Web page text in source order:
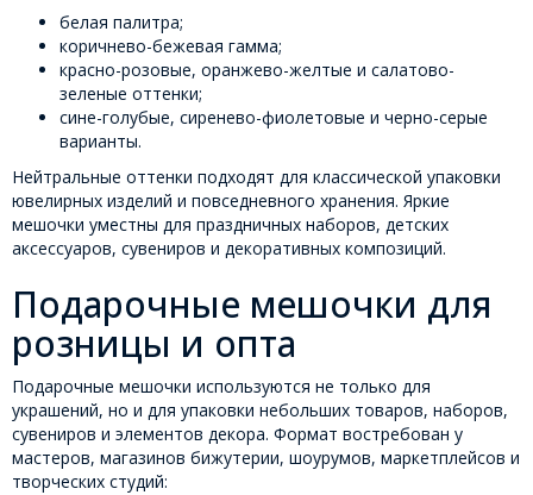
белая палитра;
коричнево-бежевая гамма;
красно-розовые, оранжево-желтые и салатово-
зеленые оттенки;
сине-голубые, сиренево-фиолетовые и черно-серые
варианты.
Нейтральные оттенки подходят для классической упаковки
ювелирных изделий и повседневного хранения. Яркие
мешочки уместны для праздничных наборов, детских
аксессуаров, сувениров и декоративных композиций.
Подарочные мешочки для
розницы и опта
Подарочные мешочки используются не только для
украшений, но и для упаковки небольших товаров, наборов,
сувениров и элементов декора. Формат востребован у
мастеров, магазинов бижутерии, шоурумов, маркетплейсов и
творческих студий: